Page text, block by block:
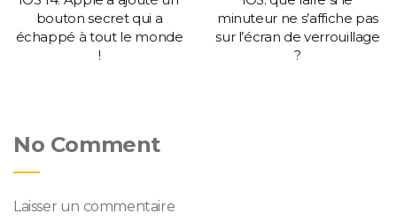
bouton secret qui a
échappé à tout le monde
!
minuteur ne s’affiche pas
sur l’écran de verrouillage
?
No Comment
Laisser un commentaire